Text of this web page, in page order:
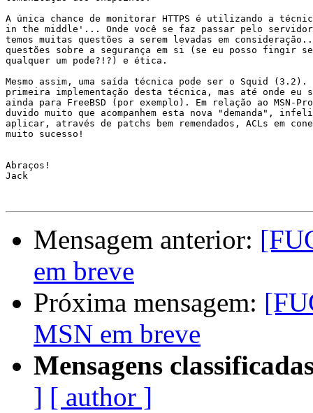
A única chance de monitorar HTTPS é utilizando a
in the middle'... Onde você se faz passar pelo
temos muitas questões a serem levadas em
questões sobre a segurança em si (se eu posso fingir
qualquer um pode?!?) e ética.
Mesmo assim, uma saída técnica pode ser o Squid (3.2).
primeira implementação desta técnica, mas até onde eu
ainda para FreeBSD (por exemplo). Em relação ao MSN-
duvido muito que acompanhem esta nova "demanda",
aplicar, através de patchs bem remendados, ACLs em
muito sucesso!
Abraços!
Jack
Mensagem anterior:
em breve
Próxima mensagem:
MSN em breve
Mensagens
] [ author ]